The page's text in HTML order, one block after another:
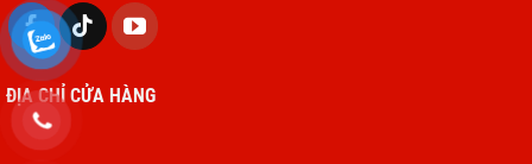
ĐỊA CHỈ CỬA HÀNG